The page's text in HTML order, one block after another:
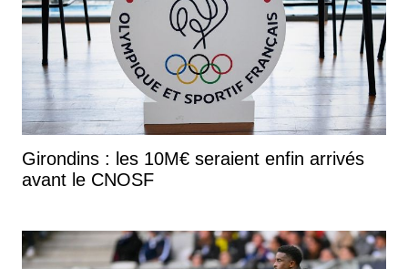
Girondins : les 10M€ seraient enfin arrivés
avant le CNOSF